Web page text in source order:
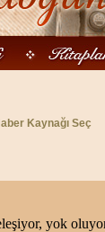
Kaynağı Seç
yok